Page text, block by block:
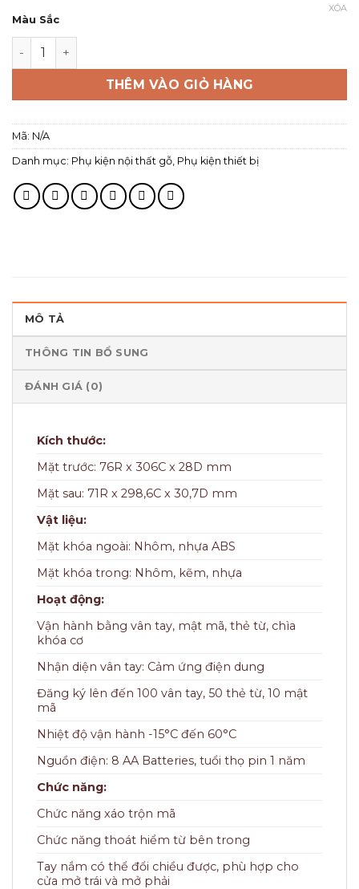
Màu Sắc
XÓA
THÊM VÀO GIỎ HÀNG
Mã: N/A
Danh mục: Phụ kiện nội thất gỗ Phụ kiện thiết bị
MÔ TẢ
THÔNG TIN BỔ SUNG
ĐÁNH GIÁ (0)
Kích thước:
Mặt trước: 76R x 306C x 28D mm
Mặt sau: 71R x 298,6C x 30,7D mm
Vật liệu:
Mặt khóa ngoài: Nhôm, nhựa ABS
Mặt khóa trong: Nhôm, kẽm, nhựa
Hoạt động:
Vận hành bằng vân tay, mật mã, thẻ từ, chìa
khóa cơ
Nhận diện vân tay: Cảm ứng điện dung
Đăng ký lên đến 100 vân tay, 50 thẻ từ, 10 mật
mã
Nhiệt độ vận hành -15°C đến 60°C
Nguồn điện: 8 AA Batteries, tuổi thọ pin 1 năm
Chức năng:
Chức năng xáo trộn mã
Chức năng thoát hiểm từ bên trong
Tay nắm có thể đổi chiều được, phù hợp cho
cửa mở trái và mở phải